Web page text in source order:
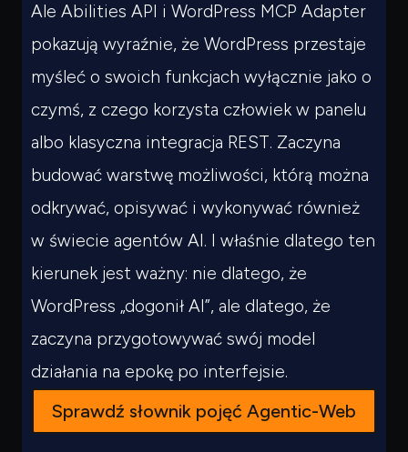
Ale Abilities API i WordPress MCP Adapter
pokazują wyraźnie, że WordPress przestaje
myśleć o swoich funkcjach wyłącznie jako o
czymś, z czego korzysta człowiek w panelu
albo klasyczna integracja REST. Zaczyna
budować warstwę możliwości, którą można
odkrywać, opisywać i wykonywać również
w świecie agentów AI. I właśnie dlatego ten
kierunek jest ważny: nie dlatego, że
WordPress „dogonił AI”, ale dlatego, że
zaczyna przygotowywać swój model
działania na epokę po interfejsie.
Sprawdź słownik pojęć Agentic-Web